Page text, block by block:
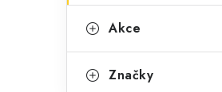
Akce
Značky